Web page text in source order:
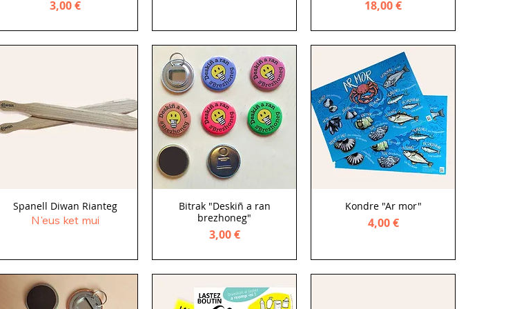
Price
3,00 € Price
18,00 €
Spanell Diwan Rianteg
N'eus ket mui
Bitrak "Deskiñ a ran
brezhoneg"
Price
3,00 €
Kondre "Ar mor"
Price
4,00 €